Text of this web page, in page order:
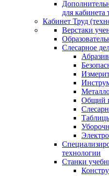
для кабинета
Кабинет Труд
Верстаки
Слесарное
Общий
технологии
Станки